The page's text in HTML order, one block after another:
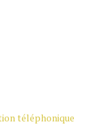
téléphonique